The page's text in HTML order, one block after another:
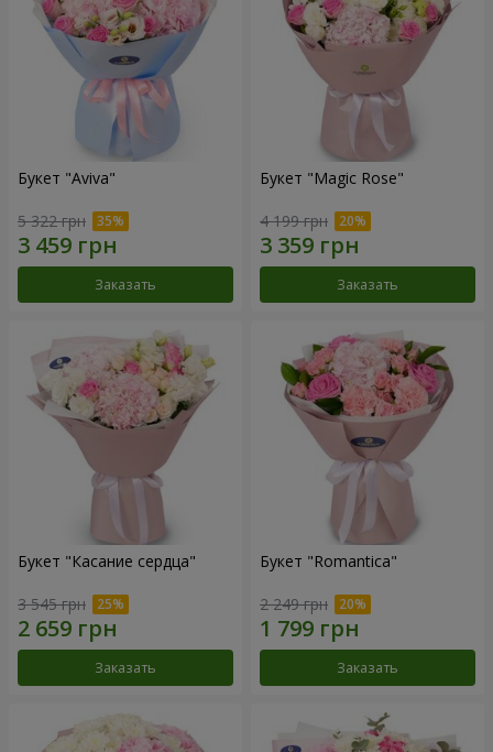
Букет "Aviva"
5 322 грн
Заказать
Букет "Magic Rose"
4 199 грн
Заказать
Букет "Касание сердца"
3 545 грн
Заказать
Букет "Romantica"
2 249 грн
Заказать